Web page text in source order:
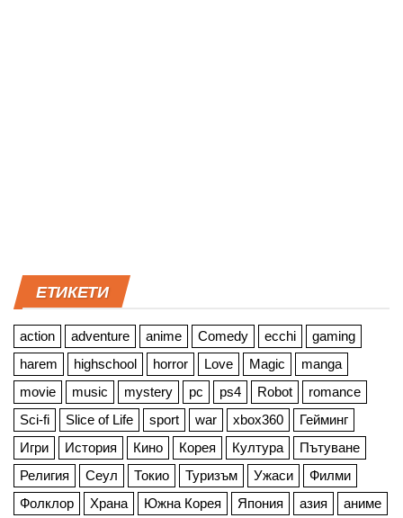
ЕТИКЕТИ
action adventure anime Comedy ecchi
gaming
harem
highschool horror Love Magic
manga
movie
music mystery pc ps4 Robot
romance
Sci-fi
Slice of Life sport war xbox360
Гейминг
Игри
История Кино Корея Култура
Пътуване
Религия
Сеул Токио Туризъм Ужаси
Филми
Фолклор
Храна Южна Корея Япония азия аниме